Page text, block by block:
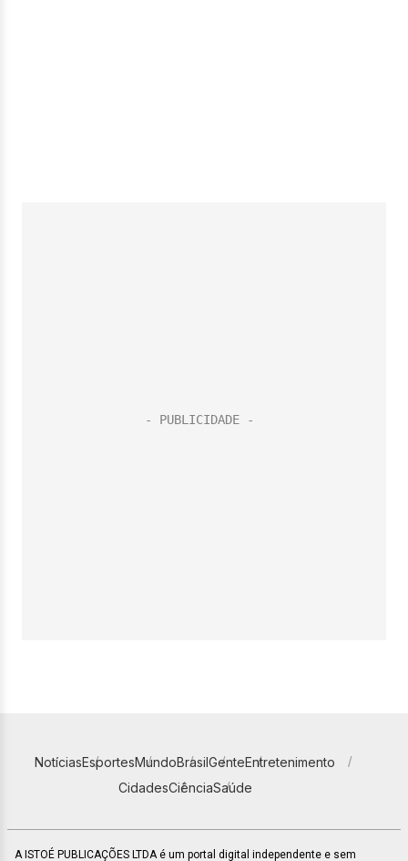
NotíciasEsportesMundoBrasilGenteEntretenimento
CidadesCiênciaSaúde
A ISTOÉ PUBLICAÇÕES LTDA é um portal digital independente e sem